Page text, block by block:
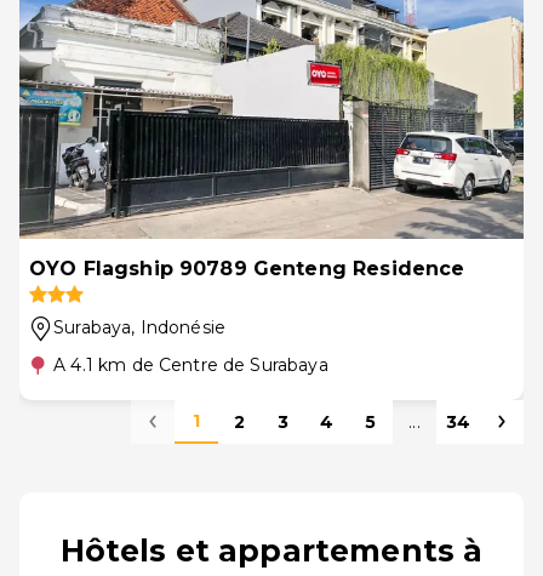
OYO Flagship 90789 Genteng Residence
Surabaya, Indonésie
A 4.1 km de Centre de Surabaya
1 2 3 4 5 ... 34
Hôtels et appartements à